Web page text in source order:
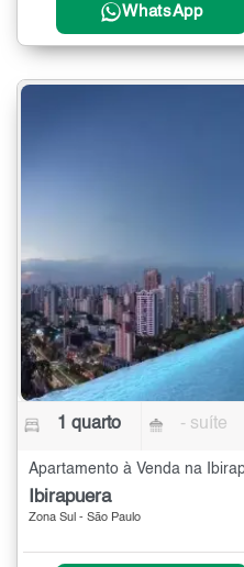
WhatsApp
1 quarto - suíte
Apartamento à Venda na
Ibirapuera
Zona Sul - São Paulo